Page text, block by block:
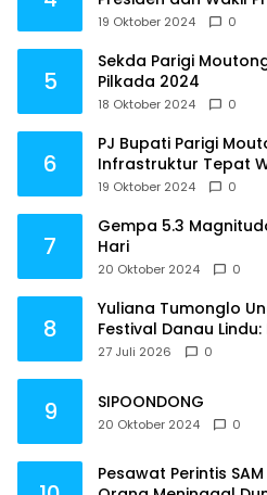
19 Oktober 2024 0
5
Sekda Parigi
Pilkada 2024
18 Oktober 2024 0
6
PJ Bupati Parigi
Infrastruktur Tepat
19 Oktober 2024 0
7
Gempa 5.3
Hari
20 Oktober 2024 0
8
Yuliana Tumonglo
Festival Danau
Harus Jadi Prioritas
27 Juli 2026 0
9 SIPOONDONG
20 Oktober 2024 0
Pesawat Perintis